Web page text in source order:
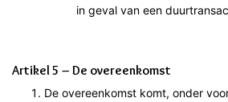
in geval van een
Artikel 5 – De overeenkomst
De overeenkomst komt, onder